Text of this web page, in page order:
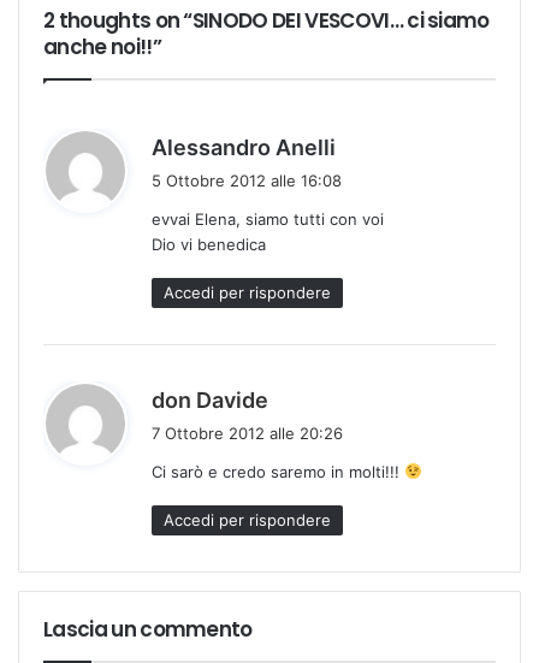
2 thoughts on “SINODO DEI VESCOVI… ci siamo
anche noi!!”
Alessandro Anelli
e
t
o
5 Ottobre 2012 alle 16:08
evvai Elena, siamo tutti con voi
Dio vi benedica
Accedi per rispondere
don Davide
e
t
t
:
7 Ottobre 2012 alle 20:26
Ci sarò e credo saremo in molti!!!
Accedi per rispondere
Lascia un commento